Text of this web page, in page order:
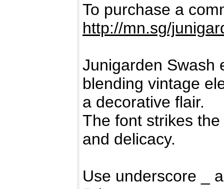
To purchase a
http://mn.sg/
Junigarden Swash
blending vintage
a decorative flair.
The font strikes
and delicacy.
Use underscore _